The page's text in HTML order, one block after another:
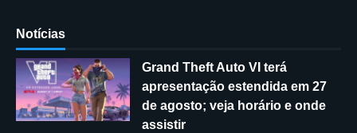
Notícias
Grand Theft Auto VI terá
apresentação estendida em 27
de agosto; veja horário e onde
assistir